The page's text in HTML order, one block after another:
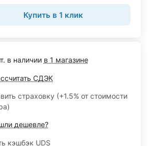
Купить в 1 клик
в наличии в 1 магазине
СДЭК
страховку (+1.5% от стоимости
дешевле?
кэшбэк UDS